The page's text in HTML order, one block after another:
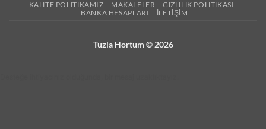
KALITE POLITIKAMIZ MAKALELER
GIZLILIK POLITIKASI
BANKA HESAPLARI
İLETIŞIM
Tuzla Hortum © 2026